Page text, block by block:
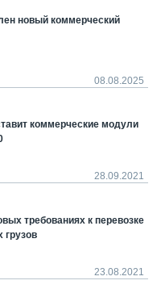
новый коммерческий
08.08.2025
коммерческие модули
28.09.2021
требованиях к перевозке
грузов
23.08.2021